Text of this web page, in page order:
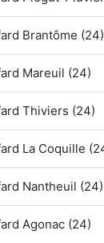
Brantôme (24)
Mareuil (24)
Thiviers (24)
La Coquille
Nantheuil (24)
Agonac (24)